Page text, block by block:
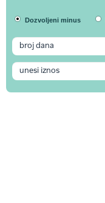
Dozvoljeni minus